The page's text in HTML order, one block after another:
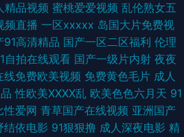
视频新网址 国产区夜夜 欧美在线cd人妖视频
足交 浮力影院欧美日韩 女优在线 丝袜人妻
在线视频国产在线 国产av网站 蜜桃在线久草
成人福利网站导航 久草久爱 四虎成人影视
精品视频 蜜桃爱爱视频 乱伦熟女五
频直播 一区xxxxx 岛国大片免费视
91高清精品 国产一区二区福利 伦理
自拍在线观看 国产一级片内射 夜夜
线免费欧美视频 免费黄色毛片 成人
性欧美ⅩⅩⅩⅩ乱 欧美色色六月天 91
性爱网 青草国产在线视频 亚洲国产
结依电影 91狠狠撸 成人深夜电影 精